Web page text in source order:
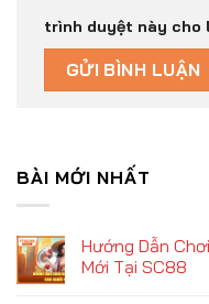
trình duyệt này cho
BÀI MỚI NHẤT
Hướng Dẫn
Mới Tại SC88